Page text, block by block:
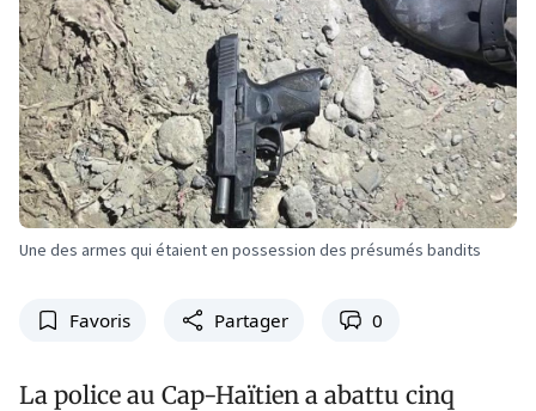
Une des armes qui étaient en possession des présumés bandits
Favoris Partager 0
La police au Cap-Haïtien a abattu cinq